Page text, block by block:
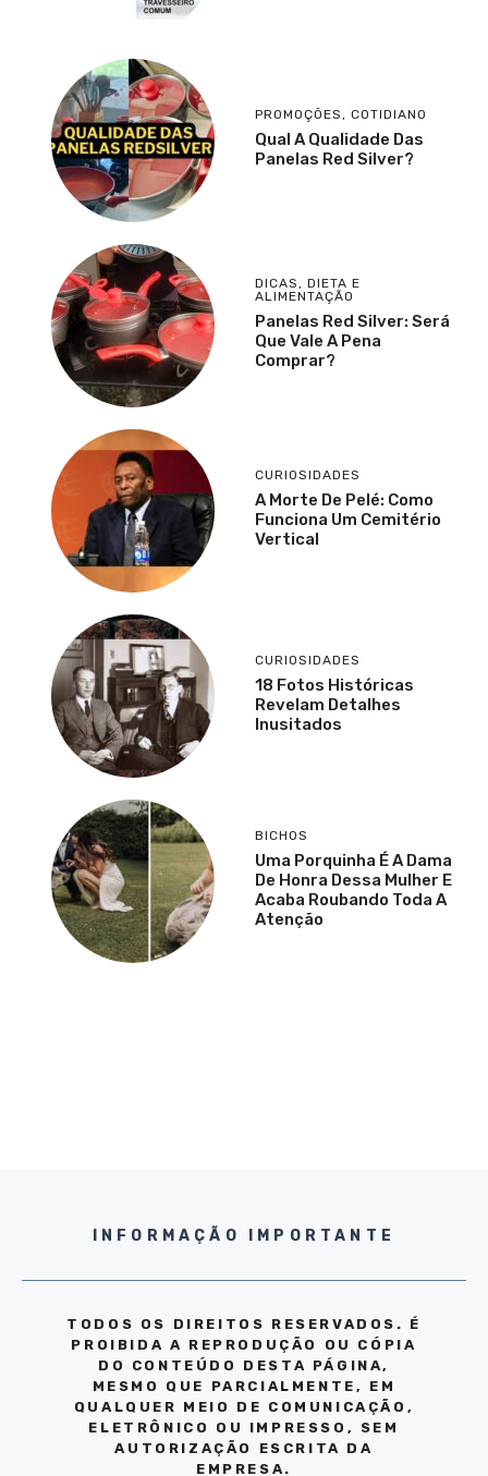
PROMOÇÕES, COTIDIANO
Qual A Qualidade Das
Panelas Red Silver?
DICAS, DIETA E
ALIMENTAÇÃO
Panelas Red Silver: Será
Que Vale A Pena
Comprar?
CURIOSIDADES
A Morte De Pelé: Como
Funciona Um Cemitério
Vertical
CURIOSIDADES
18 Fotos Históricas
Revelam Detalhes
Inusitados
BICHOS
Uma Porquinha É A Dama
De Honra Dessa Mulher E
Acaba Roubando Toda A
Atenção
INFORMAÇÃO IMPORTANTE
TODOS OS DIREITOS RESERVADOS. É
PROIBIDA A REPRODUÇÃO OU CÓPIA
DO CONTEÚDO DESTA PÁGINA,
MESMO QUE PARCIALMENTE, EM
QUALQUER MEIO DE COMUNICAÇÃO,
ELETRÔNICO OU IMPRESSO, SEM
AUTORIZAÇÃO ESCRITA DA
EMPRESA.